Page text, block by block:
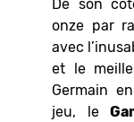
De son
onze par
avec
et le
Germain
jeu, le